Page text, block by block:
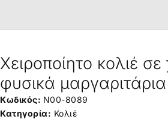
Χειροποίητο κολιέ
φυσικά μαργαριτάρια
Κωδικός: N00-8089
Κατηγορία: Κολιέ